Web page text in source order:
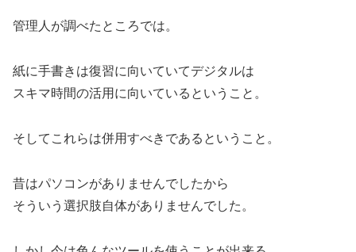
管理人が調べたところでは。
紙に手書きは復習に向いていてデジタルは
スキマ時間の活用に向いているということ。
そしてこれらは併用すべきであるということ。
昔はパソコンがありませんでしたから
そういう選択肢自体がありませんでした。